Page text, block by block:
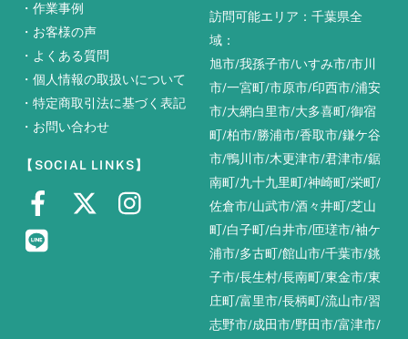
・作業事例
・ お客様の声
・ よくある質問
・個人情報の取扱いについて
・特定商取引法に基づく表記
・ お問い合わせ
【SOCIAL LINKS】
訪問可能エリア：千葉県全
域：
旭市/我孫子市/いすみ市/市川
市/一宮町/市原市/印西市/浦安
市/大網白里市/大多喜町/御宿
町/柏市/勝浦市/香取市/鎌ケ谷
市/鴨川市/木更津市/君津市/鋸
南町/九十九里町/神崎町/栄町/
佐倉市/山武市/酒々井町/芝山
町/白子町/白井市/匝瑳市/袖ケ
浦市/多古町/館山市/千葉市/銚
子市/長生村/長南町/東金市/東
庄町/富里市/長柄町/流山市/習
志野市/成田市/野田市/富津市/